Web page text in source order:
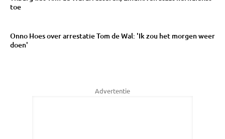
toe
Onno Hoes over arrestatie Tom de Wal: 'Ik zou het morgen weer
doen'
Advertentie